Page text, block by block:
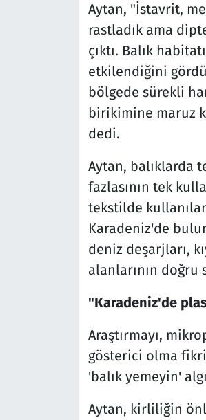
Aytan, "İstavrit,
rastladık ama
çıktı. Balık
etkilendiğini
bölgede sürekli
birikimine maruz
dedi.
Aytan, balıklarda
fazlasının tek
tekstilde
Karadeniz'de
deniz deşarjları,
alanlarının doğru
"Karadeniz'de
Araştırmayı,
gösterici olma
'balık yemeyin'
Aytan, kirliliğin